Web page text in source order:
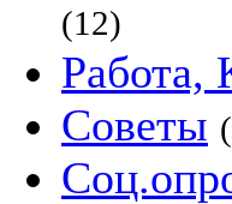
(12)
Работа,
Советы